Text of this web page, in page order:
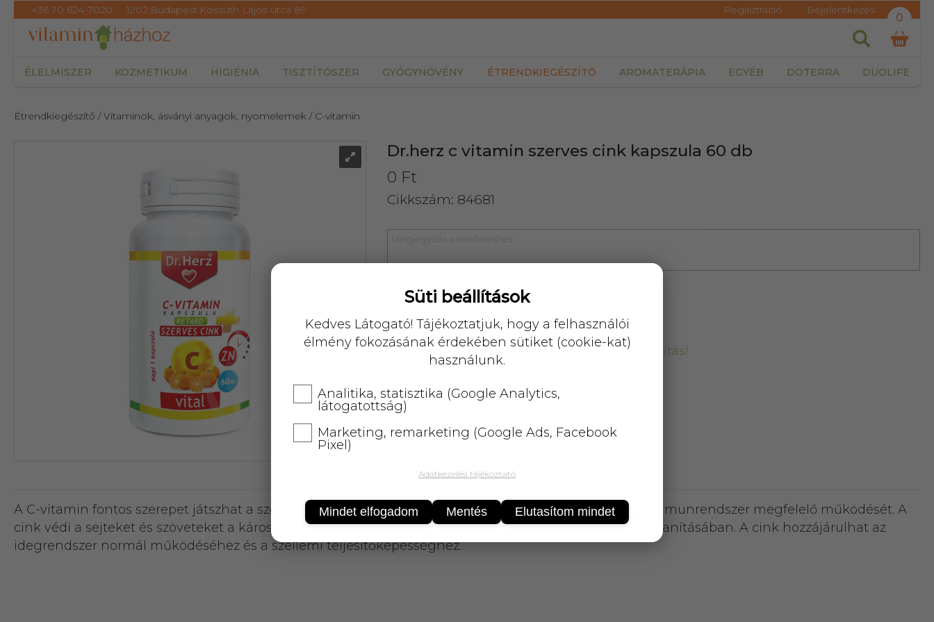
+36 70 624-7020 1202.Budapest.Kossuth Lajos utca 89 Regisztráció Bejelentkezés
0
ÉLELMISZER KOZMETIKUM HIGIÉNIA TISZTÍTÓSZER GYÓGYNÖVÉNY ÉTRENDKIEGÉSZÍTŐ AROMATERÁPIA EGYÉB DOTERRA DUOLIFE
Étrendkiegészítő / Vitaminok, ásványi anyagok, nyomelemek / C-vitamin
Dr.herz c vitamin szerves cink kapszula 60 db
0 Ft
Cikkszám: 84681
25 000 Ftfelett5 kg-igingyenes kiszállítás!
A C-vitamin fontos szerepet játszhat a szervezet védekező rendszerének működésében, segítheti az immunrendszer megfelelő működését. A
cink védi a sejteket és szöveteket a káros oxidatív hatásoktól,részt vesz a káros szabadgyökök ártalmatlanításában. A cink hozzájárulhat az
idegrendszer normál működéséhez és a szellemi teljesítőképességhez.
Süti beállítások
Kedves Látogató! Tájékoztatjuk, hogy a felhasználói
élmény fokozásának érdekében sütiket (cookie-kat)
használunk.
Analitika, statisztika (Google Analytics,
látogatottság)
Marketing, remarketing (Google Ads, Facebook
Pixel)
Adatkezelési tájékoztató
Mindet elfogadom Mentés Elutasítom mindet